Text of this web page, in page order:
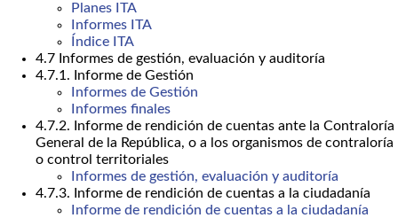
Planes ITA
Informes ITA
Índice ITA
4.7 Informes de gestión, evaluación y auditoría
4.7.1. Informe de Gestión
Informes de Gestión
Informes finales
4.7.2. Informe de rendición de cuentas ante la Contraloría
General de la República, o a los organismos de contraloría
o control territoriales
Informes de gestión, evaluación y auditoría
4.7.3. Informe de rendición de cuentas a la ciudadanía
Informe de rendición de cuentas a la ciudadanía